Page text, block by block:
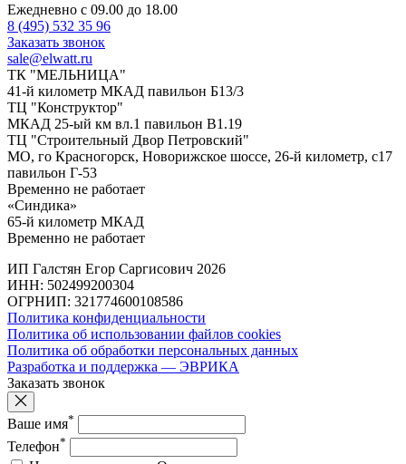
Ежедневно с 09.00 до 18.00
8 (495) 532 35 96
Заказать звонок
sale@elwatt.ru
ТК "МЕЛЬНИЦА"
41-й километр МКАД павильон Б13/3
ТЦ "Конструктор"
МКАД 25-ый км вл.1 павильон В1.19
ТЦ "Строительный Двор Петровский"
МО, го Красногорск, Новорижское шоссе, 26-й километр, с17
павильон Г-53
Временно не работает
«Синдика»
65-й километр МКАД
Временно не работает
ИП Галстян Егор Саргисович 2026
ИНН: 502499200304
ОГРНИП: 321774600108586
Политика конфиденциальности
Политика об использовании файлов cookies
Политика об обработки персональных данных
Разработка и поддержка — ЭВРИКА
Заказать звонок
Ваше имя*
Телефон*